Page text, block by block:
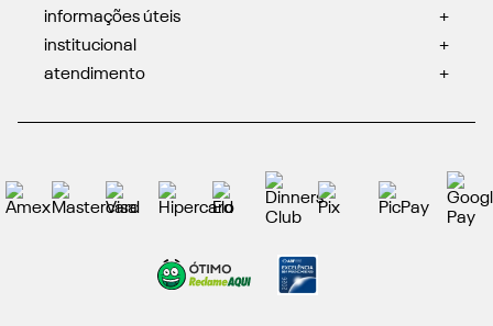
informações úteis
+
institucional
+
atendimento
+